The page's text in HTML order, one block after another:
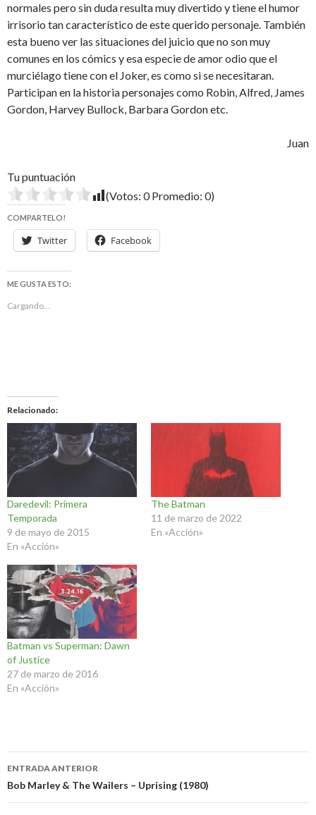
normales pero sin duda resulta muy divertido y tiene el humor
irrisorio tan característico de este querido personaje. También
esta bueno ver las situaciones del juicio que no son muy
comunes en los cómics y esa especie de amor odio que el
murciélago tiene con el Joker, es como si se necesitaran.
Participan en la historia personajes como Robin, Alfred, James
Gordon, Harvey Bullock, Barbara Gordon etc.
Juan
Tu puntuación
(Votos: 0Promedio: 0)
COMPARTELO!
Twitter Facebook
ME GUSTA ESTO:
Cargando...
Relacionado
Daredevil: Primera
Temporada
9 de mayo de 2015
En «Acción»
The Batman
11 de marzo de 2022
En «Acción»
Batman vs Superman: Dawn
of Justice
27 de marzo de 2016
En «Acción»
Navegación
de
ENTRADA ANTERIOR
Bob Marley & The Wailers – Uprising (1980)